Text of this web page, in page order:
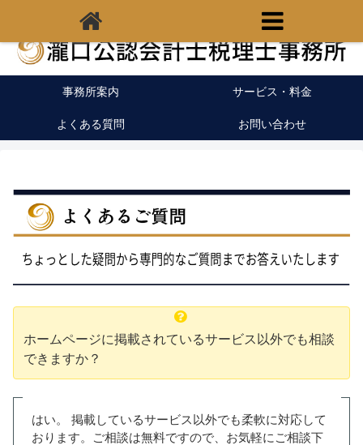
福岡県宗像市の税理士｜開業支援｜クラウド会計
事務所案内 サービス・料金
よくある質問 お問い合わせ
ホームページに掲載されているサービス以外でも相談
できますか？
はい。 掲載しているサービス以外でも柔軟に対応して
おります。ご相談は無料ですので、お気軽にご相談下